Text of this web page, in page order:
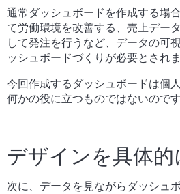
通常ダッシュボードを作成する場
て労働環境を改善する、売上デー
して発注を行うなど、データの可
ッシュボードづくりが必要とされま
今回作成するダッシュボードは個
何かの役に立つものではないのです
デザインを具体的
次に、データを見ながらダッシュ